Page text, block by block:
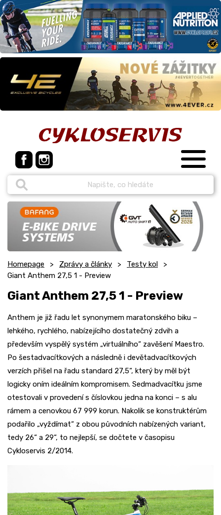
Homepage Zprávy a články
Testy kol
Giant Anthem 27,5 1 - Preview
Giant Anthem 27,5 1 - Preview
Anthem je již řadu let synonymem maratonského biku –
lehkého, rychlého, nabízejícího dostatečný zdvih a
především vyspělý systém „virtuálního“ zavěšení Maestro.
Po šestadvacítkových a následně i devětadvacítkových
verzích přišel na řadu standard 27,5“, který by měl být
logicky oním ideálním kompromisem. Sedmadvacítku jsme
otestovali v provedení s číslovkou jedna na konci – s alu
rámem a cenovkou 67 999 korun. Nakolik se konstruktérům
podařilo „vyždímat“ z obou původních nabízených variant,
tedy 26“ a 29“, to nejlepší, se dočtete v časopisu
Cykloservis 2/2014.